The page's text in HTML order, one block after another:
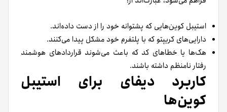
استیبل کوین‌هایی که پشتوانه خود را از دست‌ داده‌اند.
دارایی‌های کریپتو که با پلتفرم خود مشکل پیدا می‌کنند.
هک‌ها یا خطاهای کد که باعث می‌شوند قراردادهای هوشمند
رفتار نامنظم داشته باشند.
کاربرد دیفای برای استیبل
کوین‌ها